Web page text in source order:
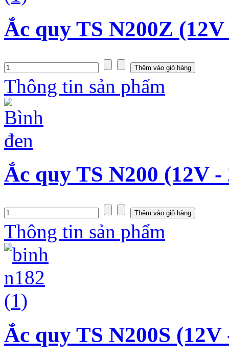
Ắc quy TS N200Z
Thông tin sản phẩm
Ắc quy TS N200 (12V -
Thông tin sản phẩm
Ắc quy TS N200S (12V